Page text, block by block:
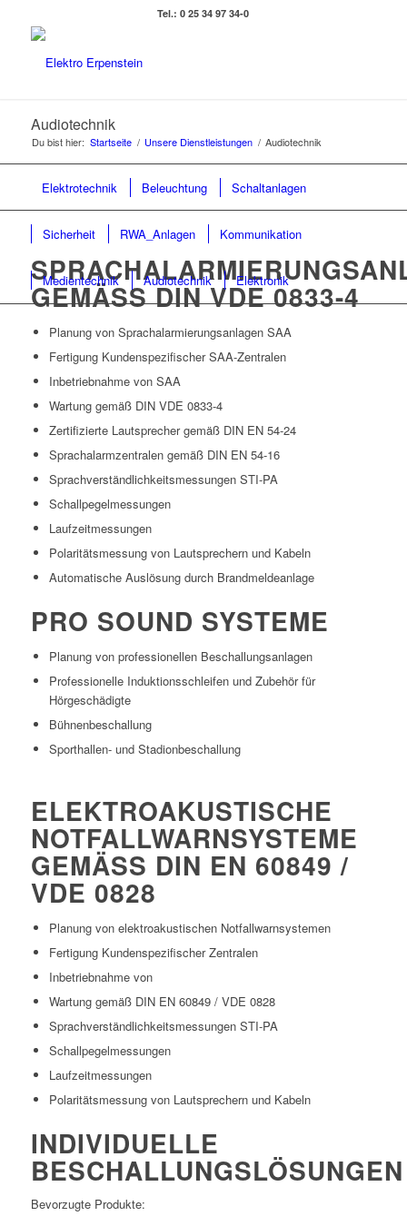
Tel.: 0 25 34 97 34-0
Audiotechnik
Du bist hier: Startseite / Unsere Dienstleistungen / Audiotechnik
Elektrotechnik Beleuchtung Schaltanlagen
Sicherheit RWA_Anlagen Kommunikation
Medientechnik Audiotechnik Elektronik
GEMÄSS DIN VDE 0833-4
Planung von Sprachalarmierungsanlagen SAA
Fertigung Kundenspezifischer SAA-Zentralen
Inbetriebnahme von SAA
Wartung gemäß DIN VDE 0833-4
Zertifizierte Lautsprecher gemäß DIN EN 54-24
Sprachalarmzentralen gemäß DIN EN 54-16
Sprachverständlichkeitsmessungen STI-PA
Schallpegelmessungen
Laufzeitmessungen
Polaritätsmessung von Lautsprechern und Kabeln
Automatische Auslösung durch Brandmeldeanlage
PRO SOUND SYSTEME
Planung von professionellen Beschallungsanlagen
Professionelle Induktionsschleifen und Zubehör für
Hörgeschädigte
Bühnenbeschallung
Sporthallen- und Stadionbeschallung
ELEKTROAKUSTISCHE
NOTFALLWARNSYSTEME
GEMÄSS DIN EN 60849 / V
DE 0828
Planung von elektroakustischen Notfallwarnsystemen
Fertigung Kundenspezifischer Zentralen
Inbetriebnahme von
Wartung gemäß DIN EN 60849 / VDE 0828
Sprachverständlichkeitsmessungen STI-PA
Schallpegelmessungen
Laufzeitmessungen
Polaritätsmessung von Lautsprechern und Kabeln
INDIVIDUELLE
BESCHALLUNGSLÖSUNGEN
Bevorzugte Produkte: